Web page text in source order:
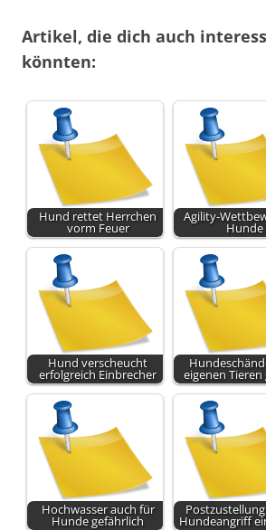
Artikel, die dich auch
könnten:
Hund rettet Herrchen
vorm Feuer
Agility-
Hunde
Hund verscheucht
erfolgreich Einbrecher eigenen
Hochwasser auch für
Hunde gefährlich Hundeangriff